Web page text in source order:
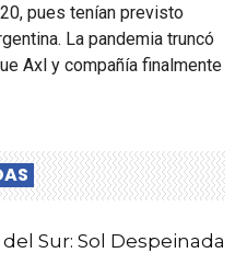
pues tenían previsto
La pandemia truncó
Axl y compañía finalmente
Sur: Sol Despeinada